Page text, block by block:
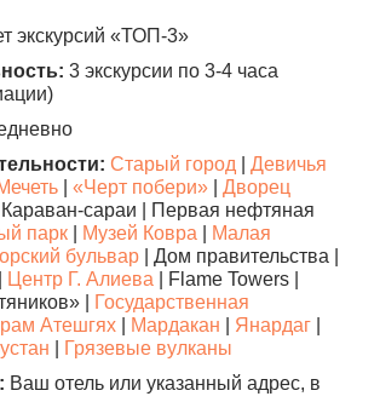
экскурсий «ТОП-3»
3 экскурсии по 3-4 часа
Старый город
Девичья
«Черт побери»
Дворец
Караван-сараи | Первая нефтяная
парк Музей Ковра
Малая
бульвар | Дом правительства |
Центр Г. Алиева | Flame Towers |
|
Государственная
Атешгях Мардакан Янардаг
Грязевые вулканы
Ваш отель или указанный адрес, в